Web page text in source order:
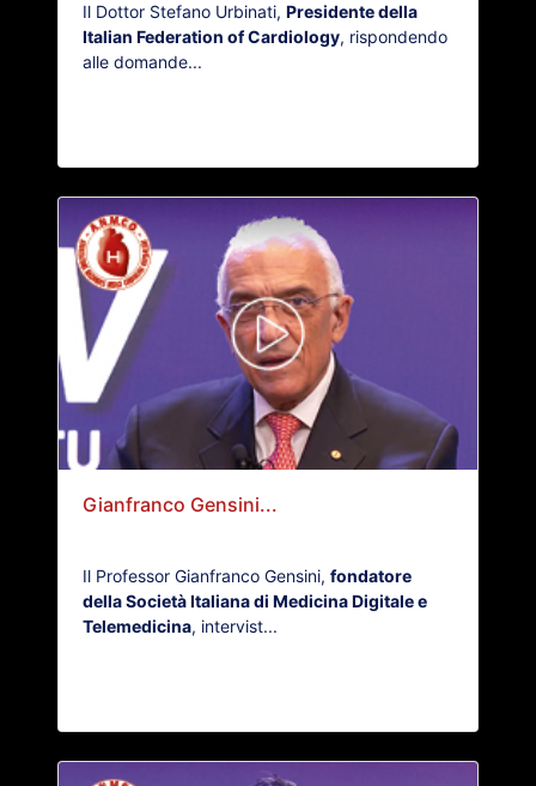
Il Dottor Stefano Urbinati, Presidente della
Italian Federation of Cardiology, rispondendo
alle domande...
Gianfranco Gensini...
Il Professor Gianfranco Gensini, fondatore
della Società Italiana di Medicina Digitale e
Telemedicina, intervist...